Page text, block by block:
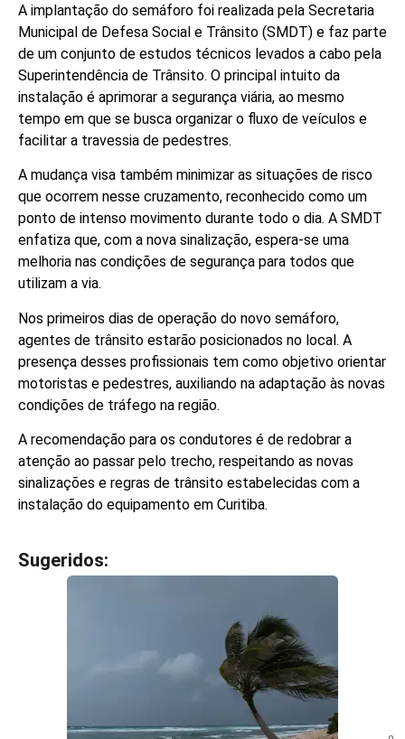
A implantação do semáforo foi realizada pela Secretaria
Municipal de Defesa Social e Trânsito (SMDT) e faz parte
de um conjunto de estudos técnicos levados a cabo pela
Superintendência de Trânsito. O principal intuito da
instalação é aprimorar a segurança viária, ao mesmo
tempo em que se busca organizar o fluxo de veículos e
facilitar a travessia de pedestres.
A mudança visa também minimizar as situações de risco
que ocorrem nesse cruzamento, reconhecido como um
ponto de intenso movimento durante todo o dia. A SMDT
enfatiza que, com a nova sinalização, espera-se uma
melhoria nas condições de segurança para todos que
utilizam a via.
Nos primeiros dias de operação do novo semáforo,
agentes de trânsito estarão posicionados no local. A
presença desses profissionais tem como objetivo orientar
motoristas e pedestres, auxiliando na adaptação às novas
condições de tráfego na região.
A recomendação para os condutores é de redobrar a
atenção ao passar pelo trecho, respeitando as novas
sinalizações e regras de trânsito estabelecidas com a
instalação do equipamento em Curitiba.
Sugeridos: